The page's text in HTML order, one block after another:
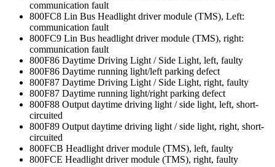
communication fault
800FC8 Lin Bus Headlight driver module (TMS), Left:
communication fault
800FC9 Lin Bus headlight driver module (TMS), right:
communication fault
800F86 Daytime Driving Light / Side Light, left, faulty
800F86 Daytime running light/left parking defect
800F87 Daytime Driving Light / Side Light, right, faulty
800F87 Daytime running light/right parking defect
800F88 Output daytime driving light / side light, left, short-
circuited
800F89 Output daytime driving light / side light, right, short-
circuited
800FCB Headlight driver module (TMS), left, faulty
800FCE Headlight driver module (TMS), right, faulty